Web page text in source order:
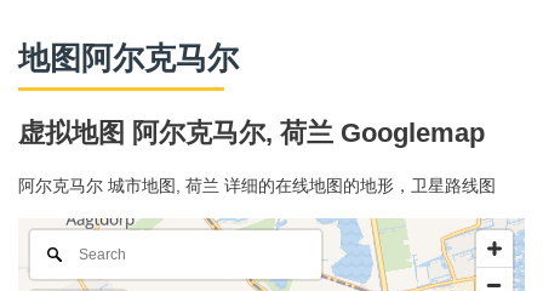
地图阿尔克马尔
虚拟地图 阿尔克马尔, 荷兰 Googlemap
阿尔克马尔 城市地图, 荷兰 详细的在线地图的地形，卫星路线图